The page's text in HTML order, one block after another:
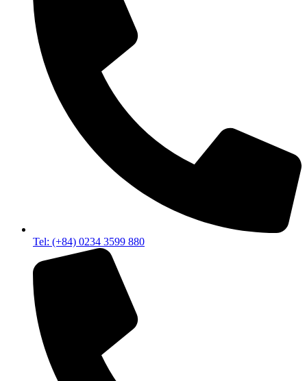
Tel: (+84) 0234 3599 880